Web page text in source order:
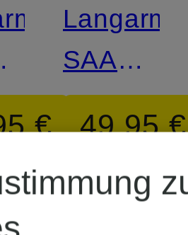
€
SAAGE
WARM
THERMO
49,95 €
Bestpreis:
42,46 €